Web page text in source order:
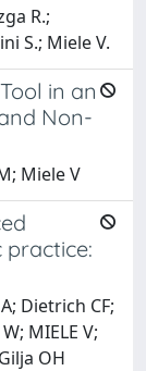
R.;
S.; Miele V.
in an
Non-
Miele V
practice:
Dietrich CF;
MIELE V;
OH